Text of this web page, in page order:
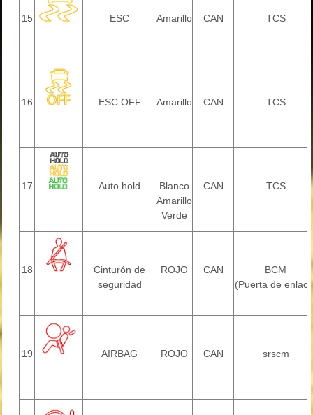
15 ESC Amarillo CAN TCS
16 ESC OFF Amarillo CAN TCS
17 Auto hold
Blanco
Amarillo
Verde
CAN TCS
18
Cinturón de
seguridad
ROJO CAN
BCM
(Puerta de
19 AIRBAG ROJO CAN srscm